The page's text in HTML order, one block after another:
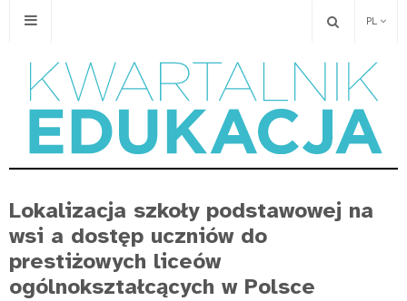
PL
Lokalizacja szkoły podstawowej na
wsi a dostęp uczniów do
prestiżowych liceów
ogólnokształcących w Polsce